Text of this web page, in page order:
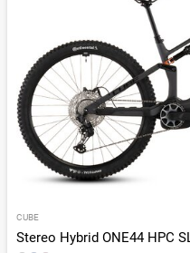
CUBE
Stereo Hybrid ONE44 HPC